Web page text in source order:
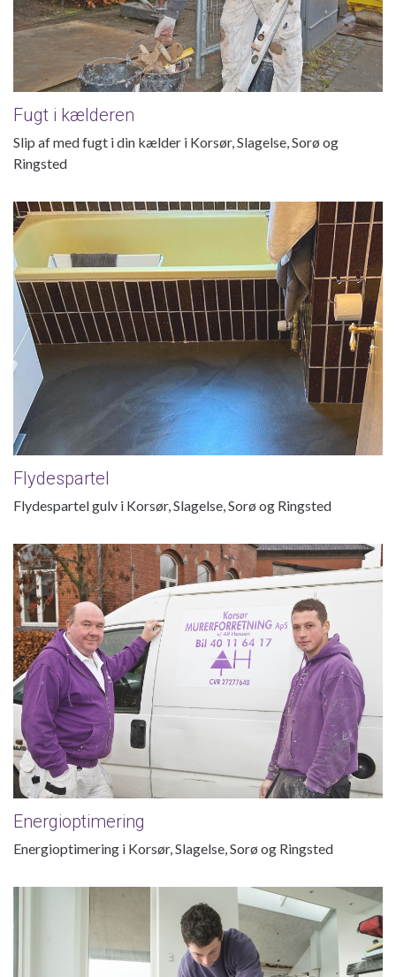
Fugt i kælderen
Slip af med fugt i din kælder i Korsør, Slagelse, Sorø og
Ringsted
Flydespartel
Flydespartel
Flydespartel gulv i Korsør, Slagelse, Sorø og Ringsted
Energioptimering
Energioptimering
Energioptimering i Korsør, Slagelse, Sorø og Ringsted